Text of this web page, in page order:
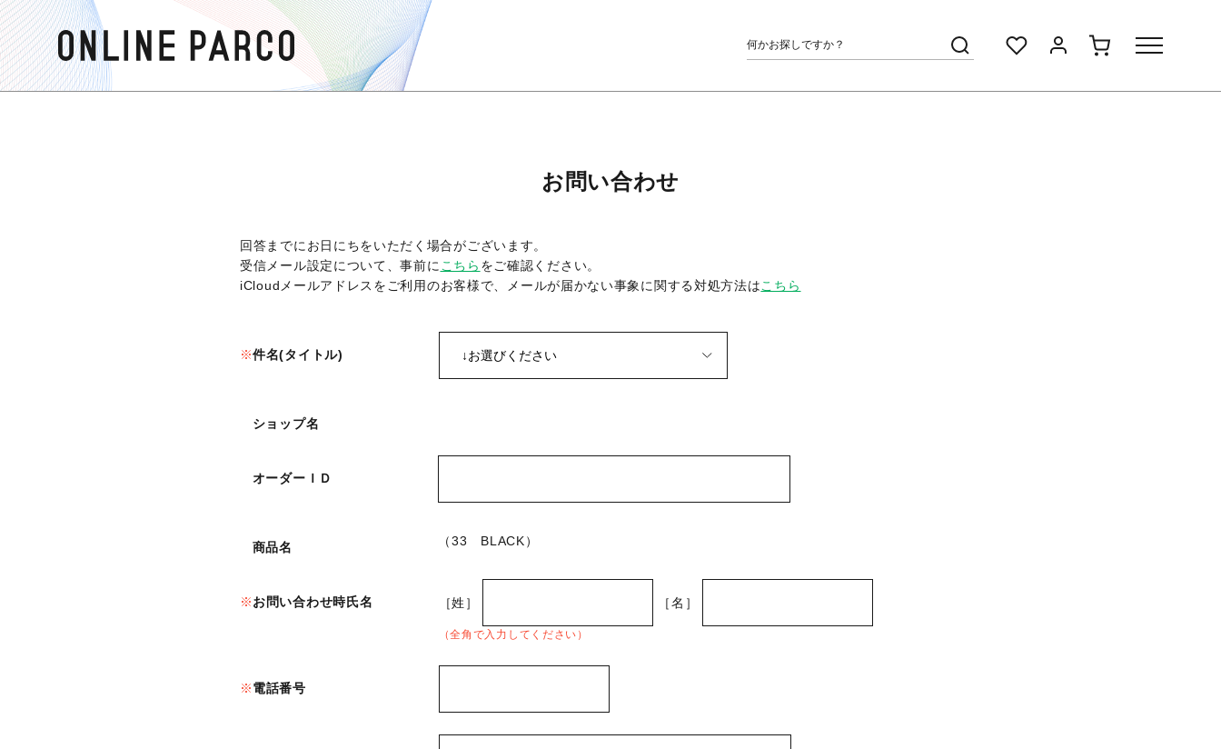
お問い合わせ
回答までにお日にちをいただく場合がございます。
受信メール設定について、事前に こちら をご確認ください。
iCloudメールアドレスをご利用のお客様で、メールが届かない事象に関する対処方法はこちら
件名(タイトル)
ショップ名
オーダーＩＤ
商品名 （33 BLACK）
お問い合わせ時氏名 ［姓］ ［名］
（全角で入力してください）
電話番号